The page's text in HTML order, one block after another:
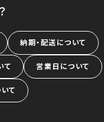
納期・配送について
て 営業日について
て